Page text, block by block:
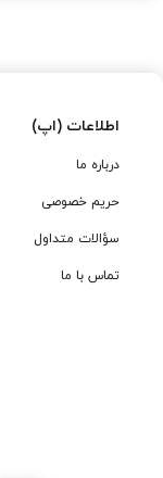
اطلاعات (اپ)
درباره ما
حریم خصوصی
سؤالات متداول
تماس با ما